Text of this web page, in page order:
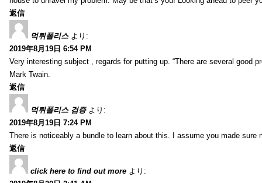
返信
먹튀폴리스 より:
2019年8月19日 6:54 PM
Very interesting subject , regards for putting up. “There are several good
Mark Twain.
返信
먹튀폴리스 검증 より:
2019年8月19日 7:24 PM
There is noticeably a bundle to learn about this. I assume you made sure
返信
click here to find out more より: